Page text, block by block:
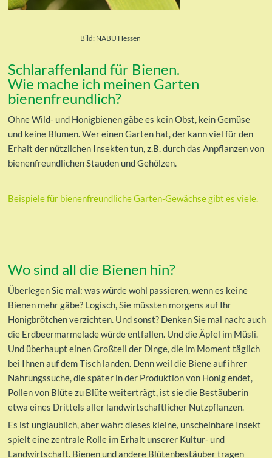
Bild: NABU Hessen
Schlaraffenland für Bienen.
Wie mache ich meinen Garten
bienenfreundlich?
Ohne Wild- und Honigbienen gäbe es kein Obst, kein Gemüse
und keine Blumen. Wer einen Garten hat, der kann viel für den
Erhalt der nützlichen Insekten tun, z.B. durch das Anpflanzen von
bienenfreundlichen Stauden und Gehölzen.
Beispiele für bienenfreundliche Garten-Gewächse gibt es viele.
Wo sind all die Bienen hin?
Überlegen Sie mal: was würde wohl passieren, wenn es keine
Bienen mehr gäbe? Logisch, Sie müssten morgens auf Ihr
Honigbrötchen verzichten. Und sonst? Denken Sie mal nach: auch
die Erdbeermarmelade würde entfallen. Und die Äpfel im Müsli.
Und überhaupt einen Großteil der Dinge, die im Moment täglich
bei Ihnen auf dem Tisch landen. Denn weil die Biene auf ihrer
Nahrungssuche, die später in der Produktion von Honig endet,
Pollen von Blüte zu Blüte weiterträgt, ist sie die Bestäuberin
etwa eines Drittels aller landwirtschaftlicher Nutzpflanzen.
Es ist unglaublich, aber wahr: dieses kleine, unscheinbare Insekt
spielt eine zentrale Rolle im Erhalt unserer Kultur- und
Landwirtschaft. Bienen und andere Blütenbestäuber tragen